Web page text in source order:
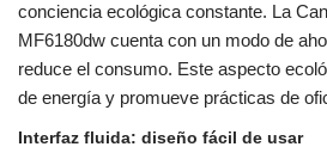
conciencia ecológica constante. La
MF6180dw cuenta con un modo de
reduce el consumo. Este aspecto
de energía y promueve prácticas de
Interfaz fluida: diseño fácil de usar